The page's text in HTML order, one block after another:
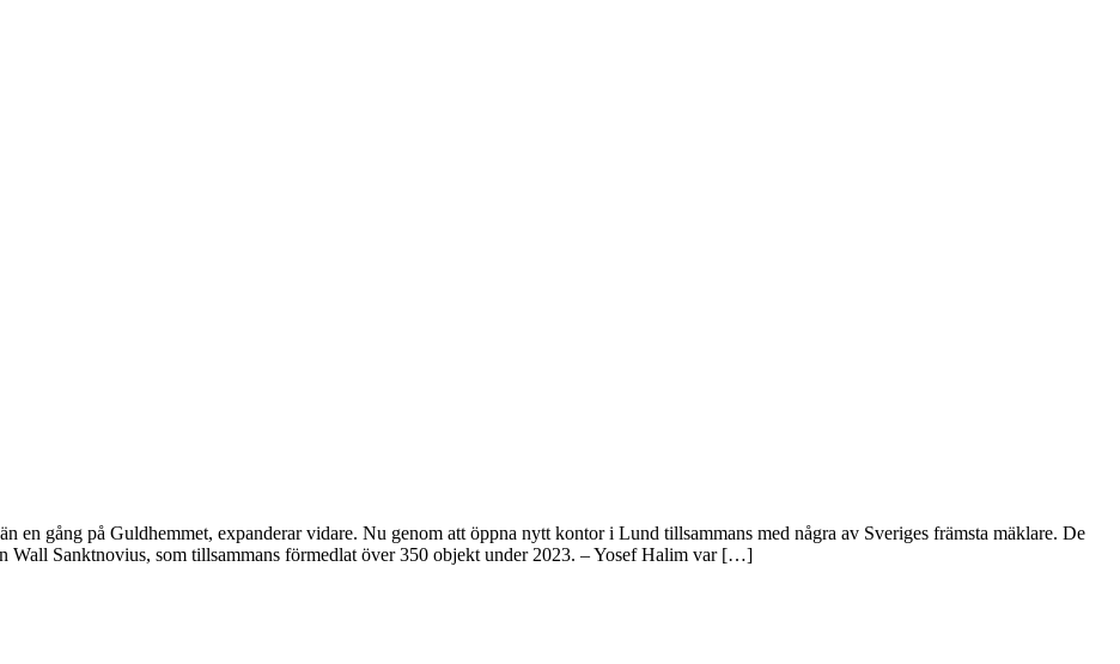
en gång på Guldhemmet, expanderar vidare. Nu genom att öppna nytt kontor i Lund tillsammans med några av Sveriges främsta mäklare. De
Wall Sanktnovius, som tillsammans förmedlat över 350 objekt under 2023. – Yosef Halim var […]